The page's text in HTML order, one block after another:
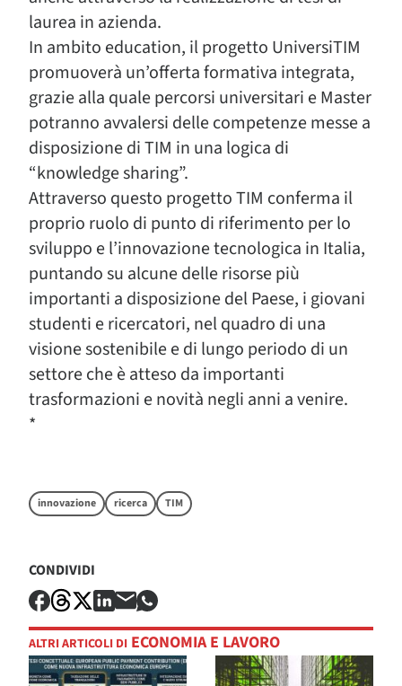
laurea in azienda.
In ambito education, il progetto UniversiTIM
promuoverà un’offerta formativa integrata,
grazie alla quale percorsi universitari e Master
potranno avvalersi delle competenze messe a
disposizione di TIM in una logica di
“knowledge sharing”.
Attraverso questo progetto TIM conferma il
proprio ruolo di punto di riferimento per lo
sviluppo e l’innovazione tecnologica in Italia,
puntando su alcune delle risorse più
importanti a disposizione del Paese, i giovani
studenti e ricercatori, nel quadro di una
visione sostenibile e di lungo periodo di un
settore che è atteso da importanti
trasformazioni e novità negli anni a venire.
*
innovazione ricerca TIM
CONDIVIDI
ALTRI ARTICOLI DI ECONOMIA E LAVORO